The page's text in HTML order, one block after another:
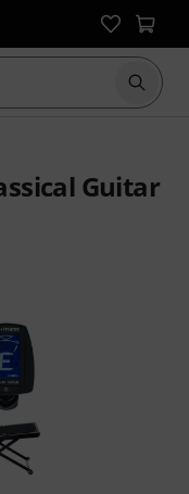
Start
Guitar
kundebedømmelser